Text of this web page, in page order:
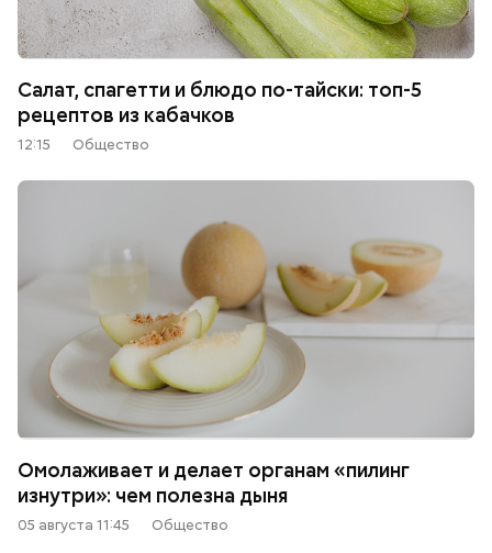
Салат, спагетти и блюдо по-тайски: топ-5
рецептов из кабачков
12:15 Общество
Омолаживает и делает органам «пилинг
изнутри»: чем полезна дыня
05 августа 11:45 Общество